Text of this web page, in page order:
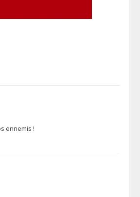
ennemis !